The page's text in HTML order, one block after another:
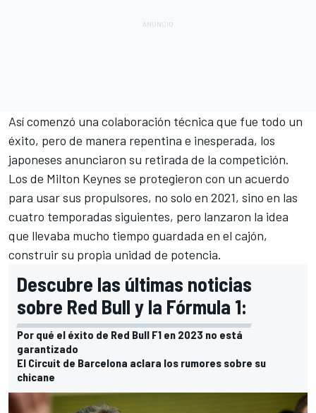
Así comenzó una colaboración técnica que fue todo un
éxito, pero de manera repentina e inesperada, los
japoneses anunciaron su retirada de la competición.
Los de Milton Keynes se protegieron con un acuerdo
para usar sus propulsores, no solo en 2021, sino en las
cuatro temporadas siguientes, pero lanzaron la idea
que llevaba mucho tiempo guardada en el cajón,
construir su propia unidad de potencia.
Descubre las últimas noticias
sobre Red Bull y la Fórmula 1:
Por qué el éxito de Red Bull F1 en 2023 no está
garantizado
El Circuit de Barcelona aclara los rumores sobre su
chicane